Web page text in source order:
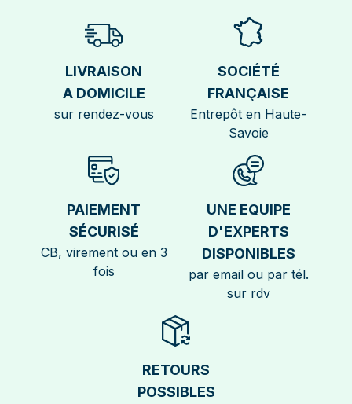
LIVRAISON
A DOMICILE
sur rendez-vous
SOCIÉTÉ
FRANÇAISE
Entrepôt en Haute-
Savoie
PAIEMENT
SÉCURISÉ
CB, virement ou en 3
fois
UNE EQUIPE
D'EXPERTS
DISPONIBLES
par email ou par tél.
sur rdv
RETOURS
POSSIBLES